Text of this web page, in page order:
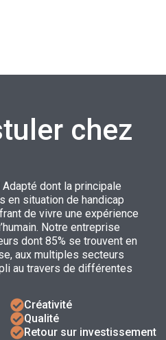
chez
dont la principale
en situation de handicap
de vivre une expérience
Notre entreprise
dont 85% se trouvent en
aux multiples secteurs
au travers de différentes
Créativité
Qualité
Retour sur investissement